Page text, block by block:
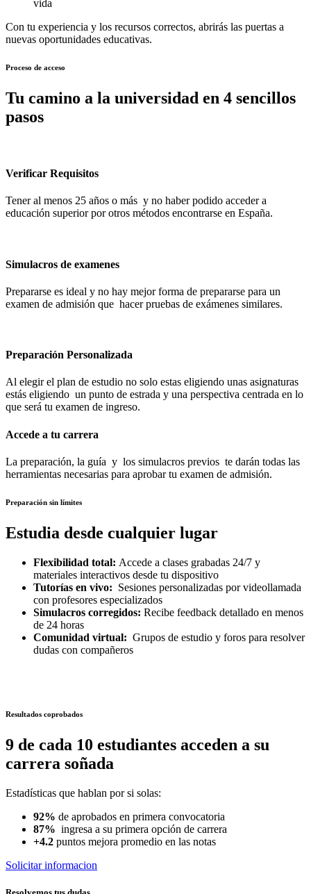
vida
Con tu experiencia y los recursos correctos, abrirás las puertas a
nuevas oportunidades educativas.
Proceso de acceso
Tu camino a la universidad en 4 sencillos
pasos
Verificar Requisitos
Tener al menos 25 años o más y no haber podido acceder a
educación superior por otros métodos encontrarse en España.
Simulacros de examenes
Prepararse es ideal y no hay mejor forma de prepararse para un
examen de admisión que hacer pruebas de exámenes similares.
Preparación Personalizada
Al elegir el plan de estudio no solo estas eligiendo unas asignaturas
estás eligiendo un punto de estrada y una perspectiva centrada en lo
que será tu examen de ingreso.
Accede a tu carrera
La preparación, la guía y los simulacros previos te darán todas las
herramientas necesarias para aprobar tu examen de admisión.
Preparación sin límites
Estudia desde cualquier lugar
Flexibilidad total: Accede a clases grabadas 24/7 y
materiales interactivos desde tu dispositivo
Tutorías en vivo: Sesiones personalizadas por videollamada
con profesores especializados
Simulacros corregidos: Recibe feedback detallado en menos
de 24 horas
Comunidad virtual: Grupos de estudio y foros para resolver
dudas con compañeros
Resultados coprobados
9 de cada 10 estudiantes acceden a su
carrera soñada
Estadísticas que hablan por si solas:
92% de aprobados en primera convocatoria
87% ingresa a su primera opción de carrera
+4.2 puntos mejora promedio en las notas
Solicitar informacion